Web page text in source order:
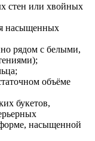
стен или хвойных
насыщенных
рядом с белыми,
объёме
букетов,
насыщенной